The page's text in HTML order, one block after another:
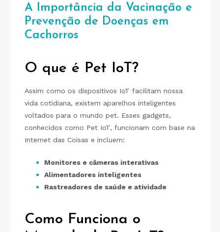
A Importância da Vacinação e
Prevenção de Doenças em
Cachorros
O que é Pet IoT?
Assim como os dispositivos IoT facilitam nossa
vida cotidiana, existem aparelhos inteligentes
voltados para o mundo pet. Esses gadgets,
conhecidos como Pet IoT, funcionam com base na
Internet das Coisas e incluem:
Monitores e câmeras interativas
Alimentadores inteligentes
Rastreadores de saúde e atividade
Como Funciona o